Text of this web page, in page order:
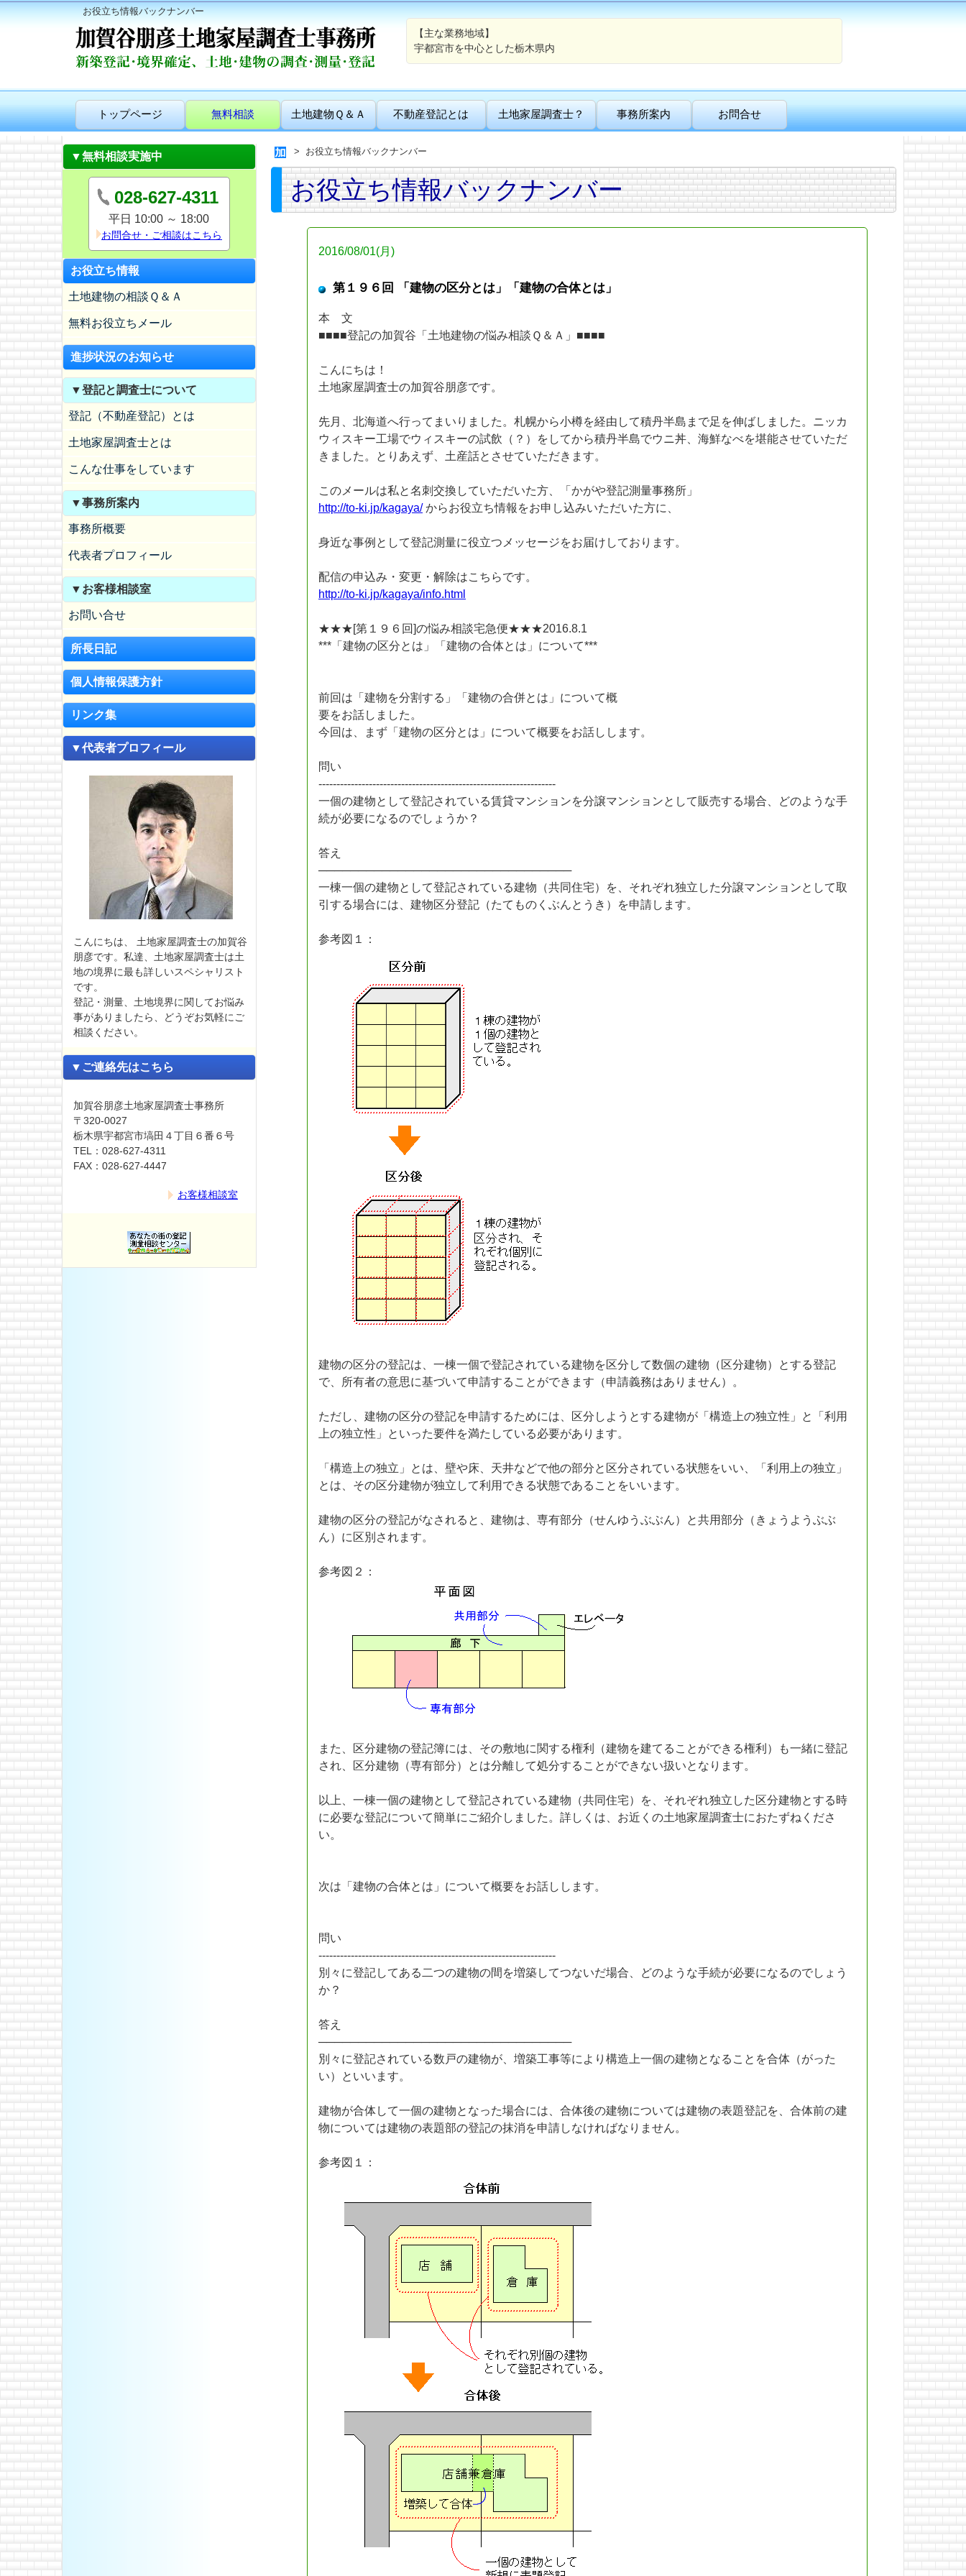
お役立ち情報バックナンバー
【主な業務地域】
宇都宮市を中心とした栃木県内
トップページ 無料相談 土地建物Ｑ＆Ａ 不動産登記とは 土地家屋調査士？ 事務所案内 お問合せ
▼無料相談実施中
028-627-4311
平日 10:00 ～ 18:00
お問合せ・ご相談はこちら
お役立ち情報
土地建物の相談Ｑ＆Ａ
無料お役立ちメール
進捗状況のお知らせ
▼登記と調査士について
登記（不動産登記）とは
土地家屋調査士とは
こんな仕事をしています
▼事務所案内
事務所概要
代表者プロフィール
▼お客様相談室
お問い合せ
所長日記
個人情報保護方針
リンク集
▼代表者プロフィール
こんにちは、 土地家屋調査士の加賀谷
朋彦です。私達、土地家屋調査士は土
地の境界に最も詳しいスペシャリスト
です。
登記・測量、土地境界に関してお悩み
事がありましたら、どうぞお気軽にご
相談ください。
▼ご連絡先はこちら
加賀谷朋彦土地家屋調査士事務所
〒320-0027
栃木県宇都宮市塙田４丁目６番６号
TEL：028-627-4311
FAX：028-627-4447
お客様相談室
お役立ち情報バックナンバー
お役立ち情報バックナンバー
2016/08/01(月)
第１９６回 「建物の区分とは」「建物の合体とは」
本 文
■■■■登記の加賀谷「土地建物の悩み相談Ｑ＆Ａ」■■■■
こんにちは！
土地家屋調査士の加賀谷朋彦です。
先月、北海道へ行ってまいりました。札幌から小樽を経由して積丹半島まで足を伸ばしました。ニッカ
ウィスキー工場でウィスキーの試飲（？）をしてから積丹半島でウニ丼、海鮮なべを堪能させていただ
きました。とりあえず、土産話とさせていただきます。
このメールは私と名刺交換していただいた方、「かがや登記測量事務所」
http://to-ki.jp/kagaya/からお役立ち情報をお申し込みいただいた方に、
身近な事例として登記測量に役立つメッセージをお届けしております。
配信の申込み・変更・解除はこちらです。
http://to-ki.jp/kagaya/info.html
★★★[第１９６回]の悩み相談宅急便★★★2016.8.1
***「建物の区分とは」「建物の合体とは」について***
前回は「建物を分割する」「建物の合併とは」について概
要をお話しました。
今回は、まず「建物の区分とは」について概要をお話しします。
問い
------------------------------------------------------------------
一個の建物として登記されている賃貸マンションを分譲マンションとして販売する場合、どのような手
続が必要になるのでしょうか？
答え
────────────────────────────────
一棟一個の建物として登記されている建物（共同住宅）を、それぞれ独立した分譲マンションとして取
引する場合には、建物区分登記（たてものくぶんとうき）を申請します。
参考図１：
建物の区分の登記は、一棟一個で登記されている建物を区分して数個の建物（区分建物）とする登記
で、所有者の意思に基づいて申請することができます（申請義務はありません）。
ただし、建物の区分の登記を申請するためには、区分しようとする建物が「構造上の独立性」と「利用
上の独立性」といった要件を満たしている必要があります。
「構造上の独立」とは、壁や床、天井などで他の部分と区分されている状態をいい、「利用上の独立」
とは、その区分建物が独立して利用できる状態であることをいいます。
建物の区分の登記がなされると、建物は、専有部分（せんゆうぶぶん）と共用部分（きょうようぶぶ
ん）に区別されます。
参考図２：
また、区分建物の登記簿には、その敷地に関する権利（建物を建てることができる権利）も一緒に登記
され、区分建物（専有部分）とは分離して処分することができない扱いとなります。
以上、一棟一個の建物として登記されている建物（共同住宅）を、それぞれ独立した区分建物とする時
に必要な登記について簡単にご紹介しました。詳しくは、お近くの土地家屋調査士におたずねくださ
い。
次は「建物の合体とは」について概要をお話しします。
問い
------------------------------------------------------------------
別々に登記してある二つの建物の間を増築してつないだ場合、どのような手続が必要になるのでしょう
か？
答え
────────────────────────────────
別々に登記されている数戸の建物が、増築工事等により構造上一個の建物となることを合体（がった
い）といいます。
建物が合体して一個の建物となった場合には、合体後の建物については建物の表題登記を、合体前の建
物については建物の表題部の登記の抹消を申請しなければなりません。
参考図１：